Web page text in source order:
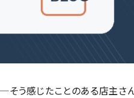
そう感じたことのある店主さ